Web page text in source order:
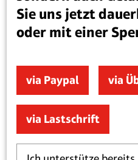
Artikel teilen
Sie uns jetzt
oder mit einer
via Paypal via
via Lastschrift